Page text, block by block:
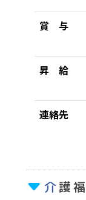
賞 与
昇 給
連絡先
介